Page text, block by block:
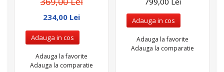
234,00 Lei
Adauga in cos
Adauga la favorite
Adauga la comparatie
Adauga in cos
Adauga la favorite
Adauga la comparatie